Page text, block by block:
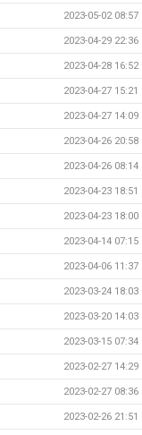
2023-05-02 08:57
2023-04-29 22:36
2023-04-28 16:52
2023-04-27 15:21
2023-04-27 14:09
2023-04-26 20:58
2023-04-26 08:14
2023-04-23 18:51
2023-04-23 18:00
2023-04-14 07:15
2023-04-06 11:37
2023-03-24 18:03
2023-03-20 14:03
2023-03-15 07:34
2023-02-27 14:29
2023-02-27 08:36
2023-02-26 21:51